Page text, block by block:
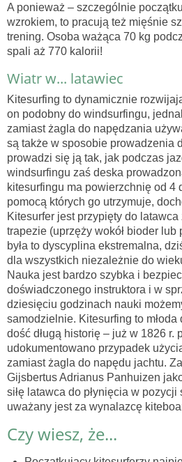
A ponieważ – szczególnie
wzrokiem, to pracują też mięśnie
trening. Osoba ważąca 70 kg
spali aż 770 kalorii!
Wiatr w... latawiec
Kitesurfing to dynamicznie
on podobny do windsurfingu,
zamiast żagla do napędzania
są także w sposobie prowadzenia
prowadzi się ją tak, jak podczas
windsurfingu zaś deska
kitesurfingu ma powierzchnię od 4
pomocą których go utrzymuje,
Kitesurfer jest przypięty do
trapezie (uprzęży wokół bioder
była to dyscyplina ekstremalna,
dla wszystkich niezależnie do
Nauka jest bardzo szybka i
doświadczonego instruktora i w
dziesięciu godzinach nauki
samodzielnie. Kitesurfing to
dość długą historię – już w 1826 r.
udokumentowano przypadek
zamiast żagla do napędu jachtu.
Gijsbertus Adrianus Panhuizen
siłę latawca do płynięcia w
uważany jest za wynalazcę
Czy wiesz, że...